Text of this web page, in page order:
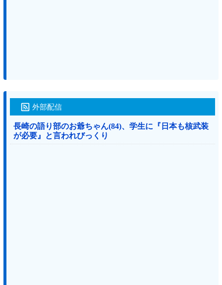
外部配信
長崎の語り部のお爺ちゃん(84)、学生に『日本も核武装
が必要』と言われびっくり